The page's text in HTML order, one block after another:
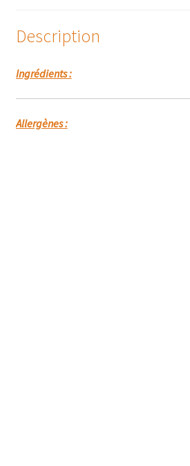
Description
Ingrédients :
Allergènes :